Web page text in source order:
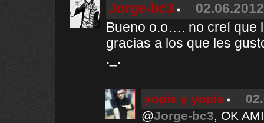
Jorge-bc3
Bueno o.o…. no creí que
gracias a los que les
._.
yopis y yopis
@Jorge-bc3, OK